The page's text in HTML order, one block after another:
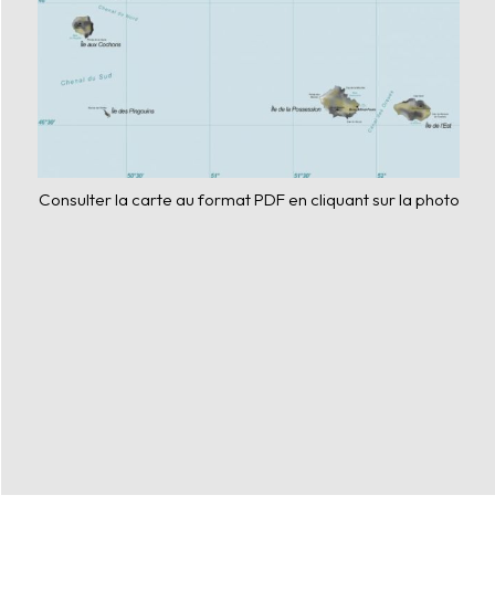
Consulter la carte au format PDF en cliquant sur la photo